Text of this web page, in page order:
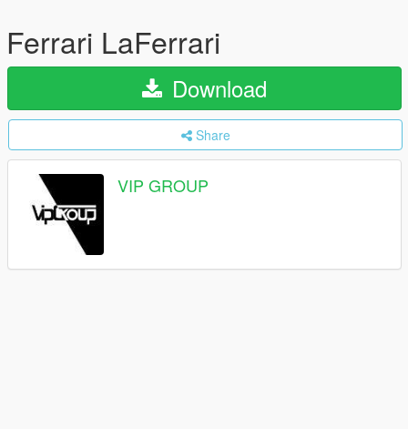
Ferrari LaFerrari
Download
Share
VIP GROUP